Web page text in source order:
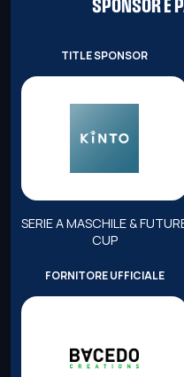
SPONSOR E
TITLE SPONSOR
SERIE A MASCHILE &
CUP
FORNITORE UFFICIALE